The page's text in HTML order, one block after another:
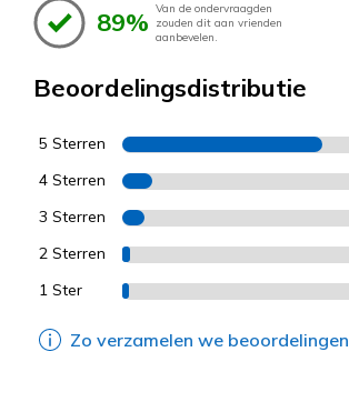
89% Van de ondervraagden
zouden dit aan vrienden
aanbevelen.
Beoordelingsdistributie
5 Sterren
4 Sterren
3 Sterren
2 Sterren
1 Ster
Zo verzamelen we beoordelingen